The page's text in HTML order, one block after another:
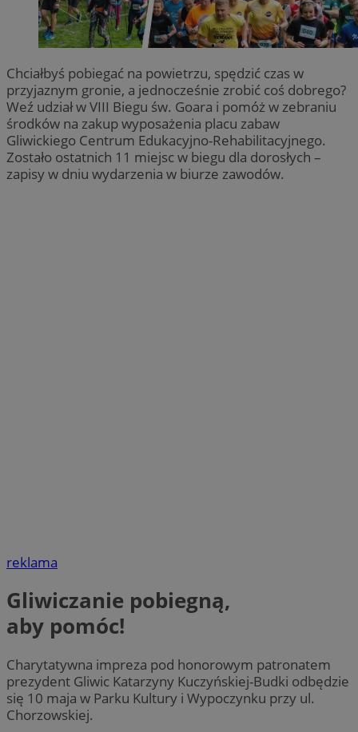
Chciałbyś pobiegać na powietrzu, spędzić czas w
przyjaznym gronie, a jednocześnie zrobić coś dobrego?
Weź udział w VIII Biegu św. Goara i pomóż w zebraniu
środków na zakup wyposażenia placu zabaw
Gliwickiego Centrum Edukacyjno-Rehabilitacyjnego.
Zostało ostatnich 11 miejsc w biegu dla dorosłych –
zapisy w dniu wydarzenia w biurze zawodów.
reklama
Gliwiczanie pobiegną,
aby pomóc!
Charytatywna impreza pod honorowym patronatem
prezydent Gliwic Katarzyny Kuczyńskiej-Budki odbędzie
się 10 maja w Parku Kultury i Wypoczynku przy ul.
Chorzowskiej.